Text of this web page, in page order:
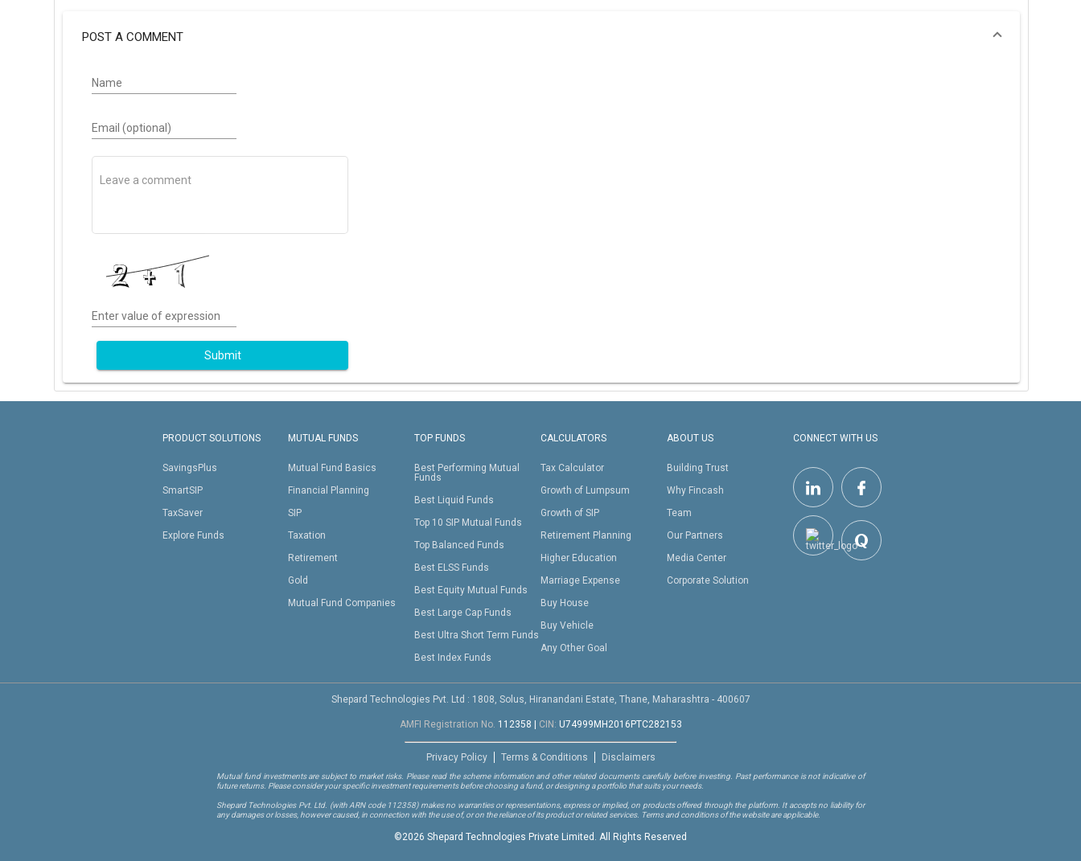
POST A COMMENT
Name
Email (optional)
Enter value of expression
Submit
PRODUCT SOLUTIONS
SavingsPlus
SmartSIP
TaxSaver
Explore Funds
MUTUAL FUNDS
Mutual Fund Basics
Financial Planning
SIP
Taxation
Retirement
Gold
Mutual Fund Companies
TOP FUNDS
Best Performing Mutual
Funds
Best Liquid Funds
Top 10 SIP Mutual Funds
Top Balanced Funds
Best ELSS Funds
Best Equity Mutual Funds
Best Large Cap Funds
Best Ultra Short Term Funds
Best Index Funds
CALCULATORS
Tax Calculator
Growth of Lumpsum
Growth of SIP
Retirement Planning
Higher Education
Marriage Expense
Buy House
Buy Vehicle
Any Other Goal
ABOUT US
Building Trust
Why Fincash
Team
Our Partners
Media Center
Corporate Solution
CONNECT WITH US
Shepard Technologies Pvt. Ltd : 1808, Solus, Hiranandani Estate, Thane, Maharashtra - 400607
AMFI Registration No. 112358 CIN: U74999MH2016PTC282153
Privacy Policy Terms & Conditions Disclaimers
Mutual fund investments are subject to market risks. Please read the scheme information and other related documents carefully before investing. Past performance is not indicative of
future returns. Please consider your specific investment requirements before choosing a fund, or designing a portfolio that suits your needs.
Shepard Technologies Pvt. Ltd. (with ARN code 112358)makes no warranties or representations, express or implied, on products offered through the platform. It accepts no liability for
any damages or losses, however caused, in connection with the use of, or on the reliance of its product or related services. Terms and conditions of the website are applicable.
©2026 Shepard Technologies Private Limited. All Rights Reserved